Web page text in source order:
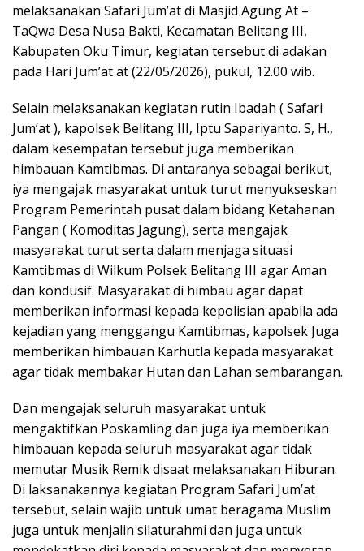
melaksanakan Safari Jum’at di Masjid Agung At –
TaQwa Desa Nusa Bakti, Kecamatan Belitang III,
Kabupaten Oku Timur, kegiatan tersebut di adakan
pada Hari Jum’at at (22/05/2026), pukul, 12.00 wib.
Selain melaksanakan kegiatan rutin Ibadah ( Safari
Jum’at ), kapolsek Belitang III, Iptu Sapariyanto. S, H.,
dalam kesempatan tersebut juga memberikan
himbauan Kamtibmas. Di antaranya sebagai berikut,
iya mengajak masyarakat untuk turut menyukseskan
Program Pemerintah pusat dalam bidang Ketahanan
Pangan ( Komoditas Jagung), serta mengajak
masyarakat turut serta dalam menjaga situasi
Kamtibmas di Wilkum Polsek Belitang III agar Aman
dan kondusif. Masyarakat di himbau agar dapat
memberikan informasi kepada kepolisian apabila ada
kejadian yang menggangu Kamtibmas, kapolsek Juga
memberikan himbauan Karhutla kepada masyarakat
agar tidak membakar Hutan dan Lahan sembarangan.
Dan mengajak seluruh masyarakat untuk
mengaktifkan Poskamling dan juga iya memberikan
himbauan kepada seluruh masyarakat agar tidak
memutar Musik Remik disaat melaksanakan Hiburan.
Di laksanakannya kegiatan Program Safari Jum’at
tersebut, selain wajib untuk umat beragama Muslim
juga untuk menjalin silaturahmi dan juga untuk